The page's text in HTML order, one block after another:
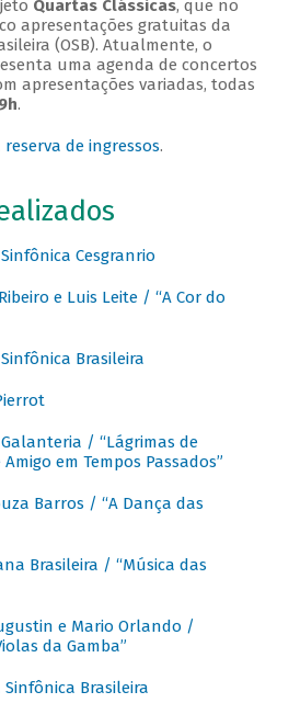
Quartas Clássicas, que no
apresentações gratuitas da
(OSB). Atualmente, o
uma agenda de concertos
apresentações variadas, todas
.
reserva de ingressos.
Cesgranrio
e Luis Leite / “A Cor do
Brasileira
/ “Lágrimas de
em Tempos Passados”
Barros / “A Dança das
Brasileira / “Música das
e Mario Orlando /
da Gamba”
Brasileira